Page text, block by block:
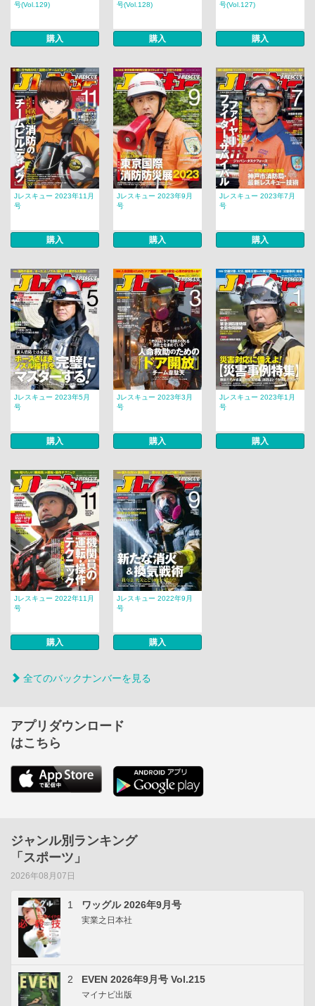
号(Vol.129)
購入
号(Vol.128)
購入
号(Vol.127)
購入
Jレスキュー 2023年11月
号
購入
Jレスキュー 2023年9月
号
購入
Jレスキュー 2023年7月
号
購入
Jレスキュー 2023年5月
号
購入
Jレスキュー 2023年3月
号
購入
Jレスキュー 2023年1月
号
購入
Jレスキュー 2022年11月
号
購入
Jレスキュー 2022年9月
号
購入
全てのバックナンバーを見る
アプリダウンロード
はこちら
ジャンル別ランキング
「スポーツ」
2026年08月07日
1 ワッグル 2026年9月号
実業之日本社
2 EVEN 2026年9月号 Vol.215
マイナビ出版